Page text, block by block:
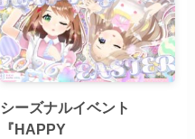
シーズナルイベント
『HAPPY